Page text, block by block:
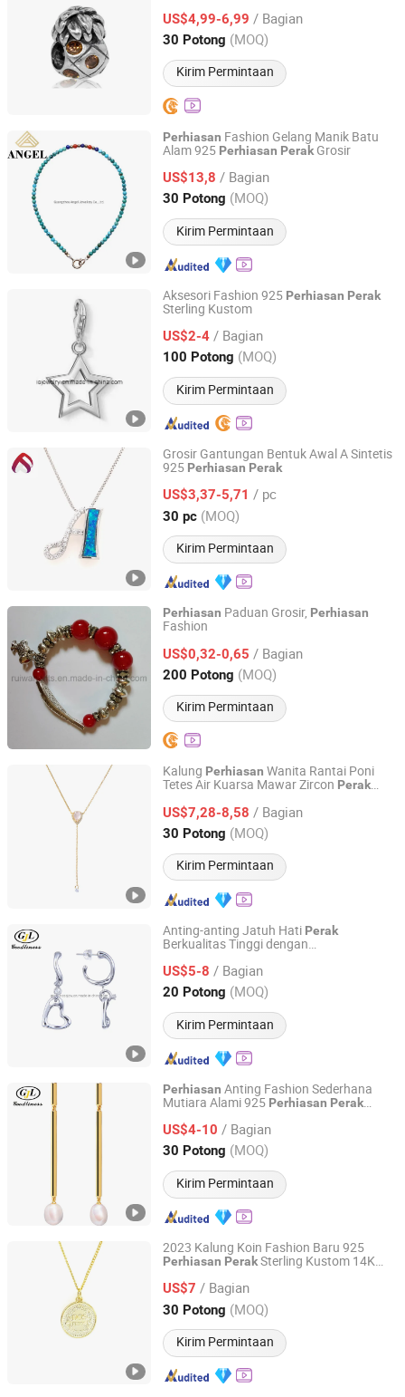
US$4,99-6,99 / Bagian
30 Potong (MOQ)
Kirim Permintaan
Guangdong, China Harga mulai 2017
Perhiasan Fashion Gelang Manik Batu
Alam 925 Perhiasan Perak Grosir
US$13,8 / Bagian
30 Potong (MOQ)
Kirim Permintaan
Guangzhou Angel jewellery co.,ltd
Guangdong, China Harga mulai 2020
Aksesori Fashion 925 Perhiasan Perak
Sterling Kustom
US$2-4 / Bagian
100 Potong (MOQ)
Kirim Permintaan
Guangzhou IO Jewelry Co., Ltd.
Guangdong, China Harga mulai 2013
Grosir Gantungan Bentuk Awal A Sintetis
925 Perhiasan Perak
US$3,37-5,71 / pc
30 pc (MOQ)
Kirim Permintaan
YU JING JEWELRY CO., LTD.
Guangdong, China Harga mulai 2020
Perhiasan Paduan Grosir, Perhiasan
Fashion
US$0,32-0,65 / Bagian
200 Potong (MOQ)
Kirim Permintaan
Ruiwan Company Limited
Zhejiang, China Harga mulai 2014
Kalung Perhiasan Wanita Rantai Poni
Tetes Air Kuarsa Mawar Zircon Perak
US$7,28-8,58 / Bagian
30 Potong (MOQ)
Kirim Permintaan
Guangzhou Peishang Jewelry Co., Ltd.
Guangdong, China Harga mulai 2022
Anting-anting Jatuh Hati Perak
Berkualitas Tinggi dengan
US$5-8 / Bagian
20 Potong (MOQ)
Kirim Permintaan
GOODLINESS JEWELLERY CO., LIMITED
Guangdong, China Harga mulai 2014
Perhiasan Anting Fashion Sederhana
Mutiara Alami 925 Perhiasan Perak
US$4-10 / Bagian
30 Potong (MOQ)
Kirim Permintaan
GOODLINESS JEWELLERY CO., LIMITED
Harga mulai 2014
2023 Kalung Koin Fashion Baru 925
Perhiasan PerakSterling Kustom 14K
US$7 / Bagian
30 Potong (MOQ)
Kirim Permintaan
Shenzhen Chenqi Limited
Guangdong, China Harga mulai 2019